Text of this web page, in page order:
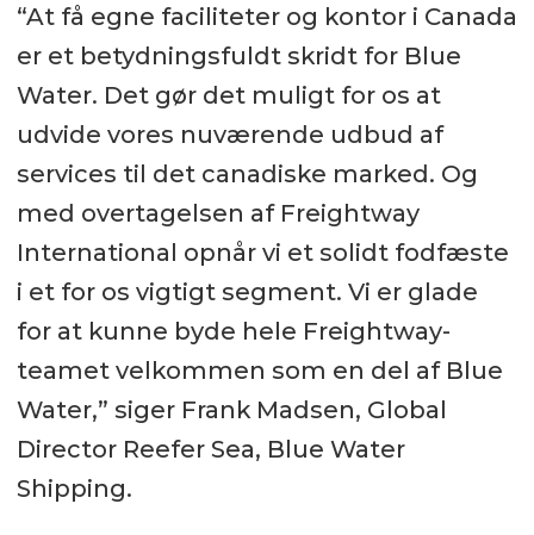
“At få egne faciliteter og kontor i Canada
er et betydningsfuldt skridt for Blue
Water. Det gør det muligt for os at
udvide vores nuværende udbud af
services til det canadiske marked. Og
med overtagelsen af Freightway
International opnår vi et solidt fodfæste
i et for os vigtigt segment. Vi er glade
for at kunne byde hele Freightway-
teamet velkommen som en del af Blue
Water,” siger Frank Madsen, Global
Director Reefer Sea, Blue Water
Shipping.